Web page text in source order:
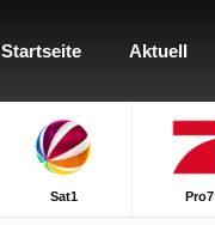
Startseite Aktuell
Sat1 Pro7